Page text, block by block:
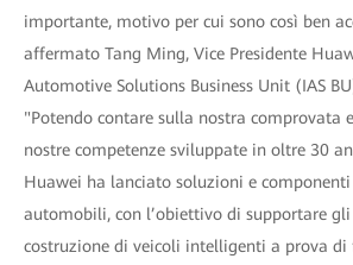
importante, motivo per cui sono così ben
affermato Tang Ming, Vice Presidente
Automotive Solutions Business Unit (IAS
"Potendo contare sulla nostra comprovata
nostre competenze sviluppate in oltre 30
Huawei ha lanciato soluzioni e
automobili, con l’obiettivo di supportare
costruzione di veicoli intelligenti a prova